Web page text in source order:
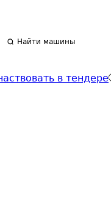
Найти машины
в тендере